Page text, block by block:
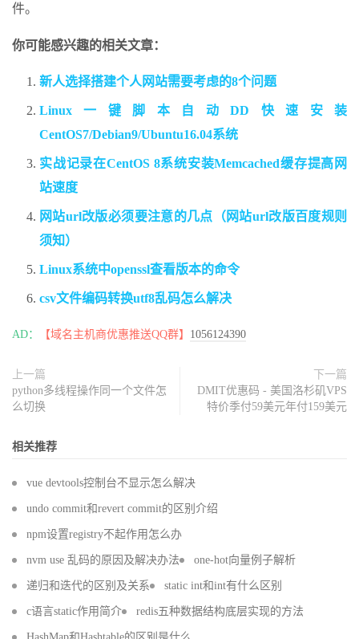
件。
你可能感兴趣的相关文章：
新人选择搭建个人网站需要考虑的8个问题
Linux一键脚本自动DD快速安装
CentOS7/Debian9/Ubuntu16.04系统
实战记录在CentOS 8系统安装Memcached缓存提高网
站速度
网站url改版必须要注意的几点（网站url改版百度规则
须知）
Linux系统中openssl查看版本的命令
csv文件编码转换utf8乱码怎么解决
AD： 【域名主机商优惠推送QQ群】 1056124390
上一篇
python多线程操作同一个文件怎
么切换
下一篇
DMIT优惠码 - 美国洛杉矶VPS
特价季付59美元年付159美元
相关推荐
vue devtools控制台不显示怎么解决
undo commit和revert commit的区别介绍
npm设置registry不起作用怎么办
nvm use 乱码的原因及解决办法 one-hot向量例子解析
递归和迭代的区别及关系 static int和int有什么区别
c语言static作用简介 redis五种数据结构底层实现的方法